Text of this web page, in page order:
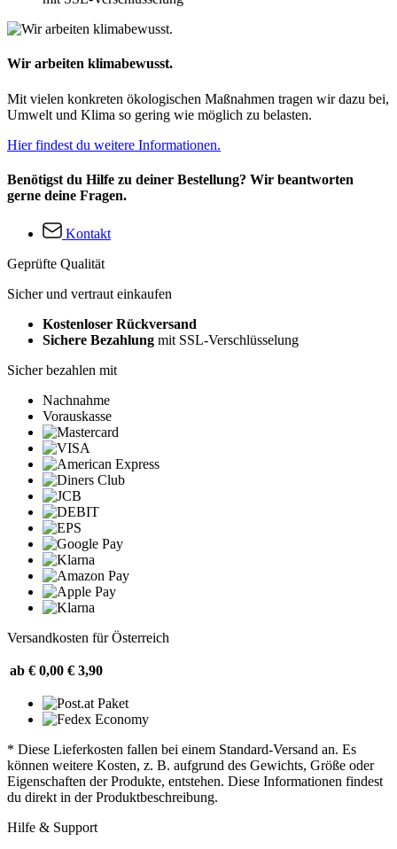
Wir arbeiten klimabewusst.
Mit vielen konkreten ökologischen Maßnahmen tragen wir dazu bei,
Umwelt und Klima so gering wie möglich zu belasten.
Hier findest du weitere Informationen.
Benötigst du Hilfe zu deiner Bestellung? Wir beantworten
gerne deine Fragen.
Kontakt
Geprüfte Qualität
Sicher und vertraut einkaufen
Kostenloser Rückversand
Sichere Bezahlung mit SSL-Verschlüsselung
Sicher bezahlen mit
Nachnahme
Vorauskasse
Versandkosten für Österreich
ab € 0,00 € 3,90
* Diese Lieferkosten fallen bei einem Standard-Versand an. Es
können weitere Kosten, z. B. aufgrund des Gewichts, Größe oder
Eigenschaften der Produkte, entstehen. Diese Informationen findest
du direkt in der Produktbeschreibung.
Hilfe & Support